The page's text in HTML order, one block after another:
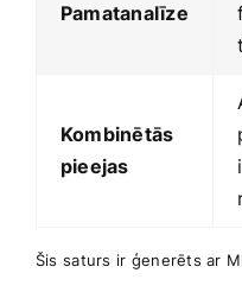
Pamatanalīze
Kombinētās
pieejas
Šis ⁣saturs⁤ ir ģenerēts ar